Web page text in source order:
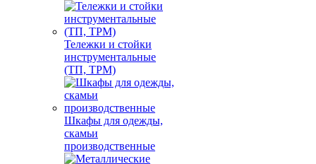
Тележки и стойки
инструментальные
(ТП, ТРМ)
Шкафы для одежды,
скамьи
производственные